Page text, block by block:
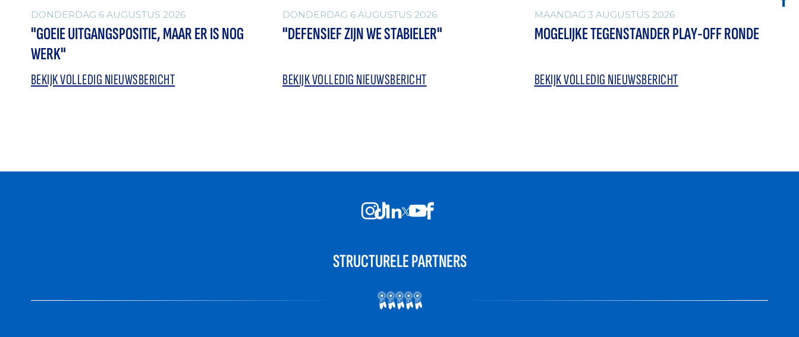
DONDERDAG 6 AUGUSTUS 2026
"GOEIE UITGANGSPOSITIE, MAAR ER IS NOG
WERK"
BEKIJK VOLLEDIG NIEUWSBERICHT
DONDERDAG 6 AUGUSTUS 2026
"DEFENSIEF ZIJN WE STABIELER"
BEKIJK VOLLEDIG NIEUWSBERICHT
MAANDAG 3 AUGUSTUS 2026
MOGELIJKE TEGENSTANDER PLAY-OFF RONDE
BEKIJK VOLLEDIG NIEUWSBERICHT
STRUCTURELE PARTNERS